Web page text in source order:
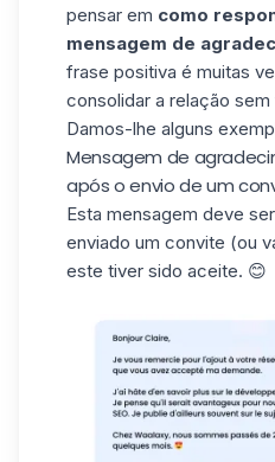
pensar em como
mensagem de
frase positiva é muitas
consolidar a relação
Damos-lhe alguns
Mensagem de
após o envio de um
Esta mensagem deve
enviado um convite (ou
este tiver sido aceite. 😊